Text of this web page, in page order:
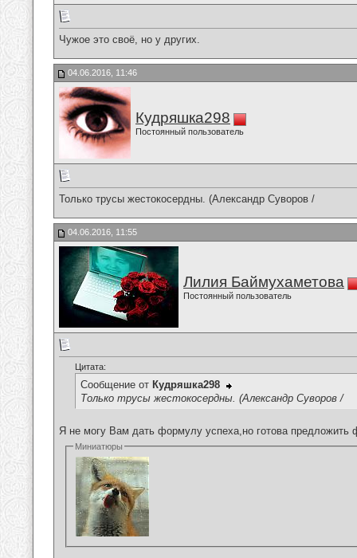
Чужое это своё, но у других.
04.06.2016, 11:46
Кудряшка298
Постоянный пользователь
Только трусы жестокосердны. (Александр Суворов /
04.06.2016, 11:55
Лилия Баймухаметова
Постоянный пользователь
Цитата:
Сообщение от Кудряшка298
Только трусы жестокосердны. (Александр Суворов /
Я не могу Вам дать формулу успеха,но готова предложить
Миниатюры